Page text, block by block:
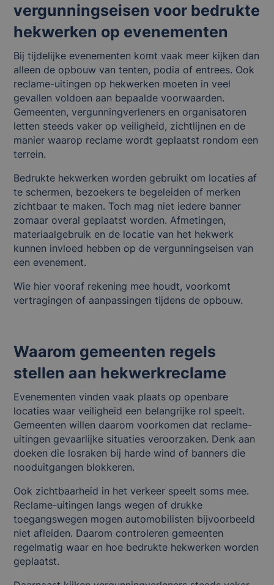
vergunningseisen voor bedrukte
hekwerken op evenementen
Bij tijdelijke evenementen komt vaak meer kijken dan
alleen de opbouw van tenten, podia of entrees. Ook
reclame-uitingen op hekwerken moeten in veel
gevallen voldoen aan bepaalde voorwaarden.
Gemeenten, vergunningverleners en organisatoren
letten steeds vaker op veiligheid, zichtlijnen en de
manier waarop reclame wordt geplaatst rondom een
terrein.
Bedrukte hekwerken worden gebruikt om locaties af
te schermen, bezoekers te begeleiden of merken
zichtbaar te maken. Toch mag niet iedere banner
zomaar overal geplaatst worden. Afmetingen,
materiaalgebruik en de locatie van het hekwerk
kunnen invloed hebben op de vergunningseisen van
een evenement.
Wie hier vooraf rekening mee houdt, voorkomt
vertragingen of aanpassingen tijdens de opbouw.
Waarom gemeenten regels
stellen aan hekwerkreclame
Evenementen vinden vaak plaats op openbare
locaties waar veiligheid een belangrijke rol speelt.
Gemeenten willen daarom voorkomen dat reclame-
uitingen gevaarlijke situaties veroorzaken. Denk aan
doeken die losraken bij harde wind of banners die
nooduitgangen blokkeren.
Ook zichtbaarheid in het verkeer speelt soms mee.
Reclame-uitingen langs wegen of drukke
toegangswegen mogen automobilisten bijvoorbeeld
niet afleiden. Daarom controleren gemeenten
regelmatig waar en hoe bedrukte hekwerken worden
geplaatst.